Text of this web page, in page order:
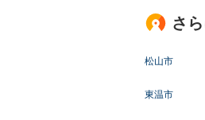
さ
松山市
東温市